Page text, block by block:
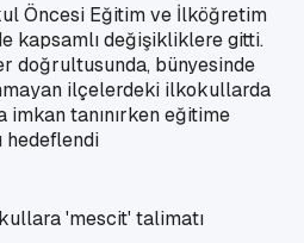
Öncesi Eğitim ve İlköğretim
kapsamlı değişikliklere gitti.
doğrultusunda, bünyesinde
ilçelerdeki ilkokullarda
imkan tanınırken eğitime
hedeflendi